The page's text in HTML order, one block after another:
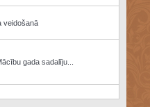
veidošanā
gada sadalīju...